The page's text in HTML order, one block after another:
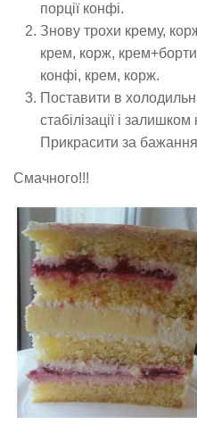
порції конфі.
Знову трохи крему,
крем, корж,
конфі, крем, корж.
Поставити в
стабілізації і
Прикрасити за
Смачного!!!